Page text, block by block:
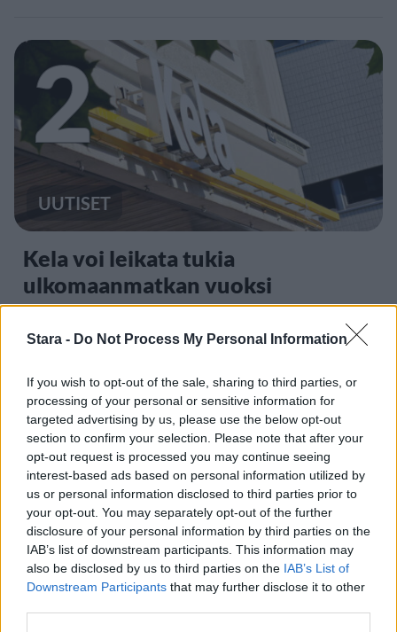
Stara - Do Not Process My Personal Information
If you wish to opt-out of the sale, sharing to third parties, or
processing of your personal or sensitive information for
targeted advertising by us, please use the below opt-out
section to confirm your selection. Please note that after your
opt-out request is processed you may continue seeing
interest-based ads based on personal information utilized by
us or personal information disclosed to third parties prior to
your opt-out. You may separately opt-out of the further
disclosure of your personal information by third parties on the
IAB’s list of downstream participants. This information may
also be disclosed by us to third parties on the IAB’s List of
Downstream Participants that may further disclose it to other
2
UUTISET
Kela voi leikata tukia
ulkomaanmatkan vuoksi
3
UUTISET
F/A-18 Hornet jyrähtää ylilennolle
Jyväskylässä – katuja suljetaan